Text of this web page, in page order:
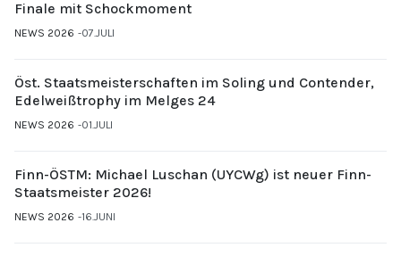
Finale mit Schockmoment
NEWS 2026 07.JULI
Öst. Staatsmeisterschaften im Soling und Contender,
Edelweißtrophy im Melges 24
NEWS 2026 01.JULI
Finn-ÖSTM: Michael Luschan (UYCWg) ist neuer Finn-
Staatsmeister 2026!
NEWS 2026 16.JUNI